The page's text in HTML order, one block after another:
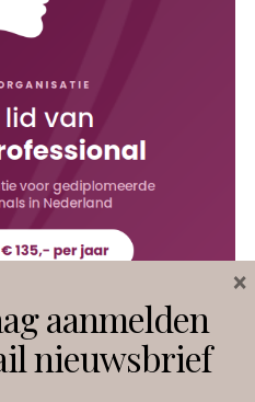
aanmelden
nieuwsbrief
×